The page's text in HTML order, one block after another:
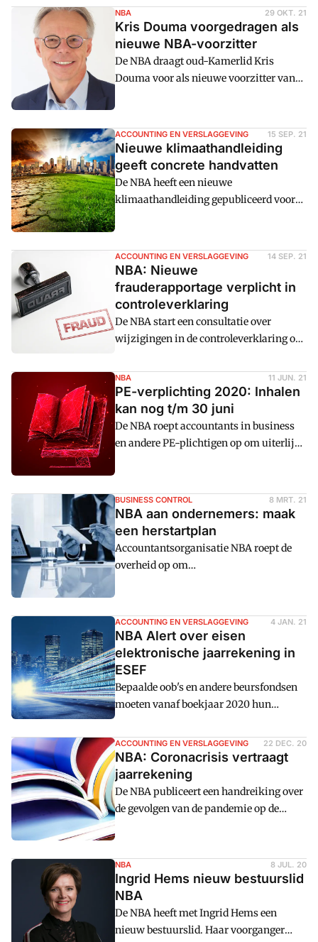
accountant die de organisatie leidt. De
NBA is blij dat iemand met meer afstand
naar de sector en de vereniging kan
kijken.
NBA 29 OKT. 21
Kris Douma voorgedragen als
nieuwe NBA-voorzitter
De NBA draagt oud-Kamerlid Kris
Douma voor als nieuwe voorzitter van
Voor het eerst in zijn geschiedenis kiest
NBA voor iemand die zelf geen
accountant is, maar voor iemand van
buiten die de publieke taak van een
accountant weet te benadrukken.
ACCOUNTING EN VERSLAGGEVING 15 SEP. 21
Nieuwe klimaathandleiding
geeft concrete handvatten
De NBA heeft een nieuwe
klimaathandleiding gepubliceerd voor
interne en externe accountants met het
oog op nieuwe duurzaamheidsregels.
Met de handvatten uit het document
kunnen bijvoorbeeld jaarverslagen
worden gepubliceerd met concrete
controleerbaarheid van klimaatdoelen.
ACCOUNTING EN VERSLAGGEVING 14 SEP. 21
NBA: Nieuwe
frauderapportage verplicht in
controleverklaring
De NBA start een consultatie over
wijzigingen in de controleverklaring op
continuu00efteit. Deze veranderingen
gaan gelden voor alle organisaties vanaf
verslagjaar 2022. Voor OOB's moeten de
nieuwe eisen al gelden voor verslagjaar
2021.
NBA 11 JUN. 21
PE-verplichting 2020: Inhalen
kan nog t/m 30 juni
De NBA roept accountants in business
en andere PE-plichtigen op om uiterlijk
registeren. Het nieuwe systeem is voor
accountants in business dit jaar in
werking getreden, maar onder het beleid
van vorig jaar moet er minimaal 20 uur
aan gecertificeerde cursussen zijn
gevolgd.
BUSINESS CONTROL 8 MRT. 21
NBA aan ondernemers: maak
een herstartplan
Accountantsorganisatie NBA roept de
overheid op om
ondernemers een herstartplan te maken
of tijdig te concluderen dat het beter is
om te stoppen.
ACCOUNTING EN VERSLAGGEVING 4 JAN. 21
NBA Alert over eisen
elektronische jaarrekening in
ESEF
Bepaalde oob's en andere beursfondsen
moeten vanaf boekjaar 2020 hun
financiu00eble verslaggeving in een
elektronisch formaat opstellen. Een
nieuw Alert van de NBA gaat in op de
eisen die gelden voor dit
verslaggevingsformaat.
ACCOUNTING EN VERSLAGGEVING 22 DEC. 20
NBA: Coronacrisis vertraagt
jaarrekening
De NBA publiceert een handreiking over
de gevolgen van de pandemie op de
jaarverslaggeving. Volgens de
beroepsorganisatie is er veel behoefte
aan richting over bijvoorbeeld
fraudesignalen en de tijdigheid van
jaarrekeningen.
NBA 8 JUL. 20
Ingrid Hems nieuw bestuurslid
NBA
De NBA heeft met Ingrid Hems een
nieuw bestuurslid. Haar voorganger